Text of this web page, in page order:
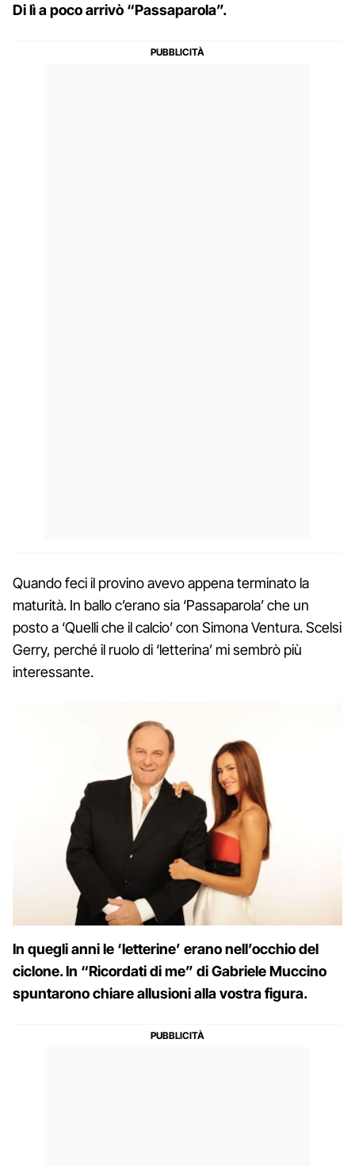
Di lì a poco arrivò “Passaparola”.
Quando feci il provino avevo appena terminato la
maturità. In ballo c’erano sia ‘Passaparola’ che un
posto a ‘Quelli che il calcio’ con Simona Ventura. Scelsi
Gerry, perché il ruolo di ‘letterina’ mi sembrò più
interessante.
In quegli anni le ‘letterine’ erano nell’occhio del
ciclone. In “Ricordati di me” di Gabriele Muccino
spuntarono chiare allusioni alla vostra figura.